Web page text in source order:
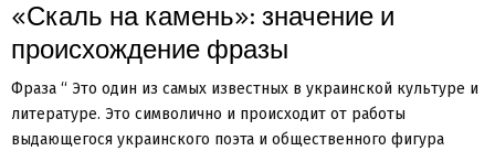
«Скаль на камень»: значение и
происхождение фразы
Фраза “ Это один из самых известных в украинской культуре и
литературе. Это символично и происходит от работы
выдающегося украинского поэта и общественного фигура